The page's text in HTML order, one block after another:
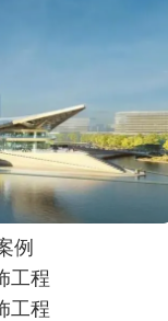
例
工程
工程